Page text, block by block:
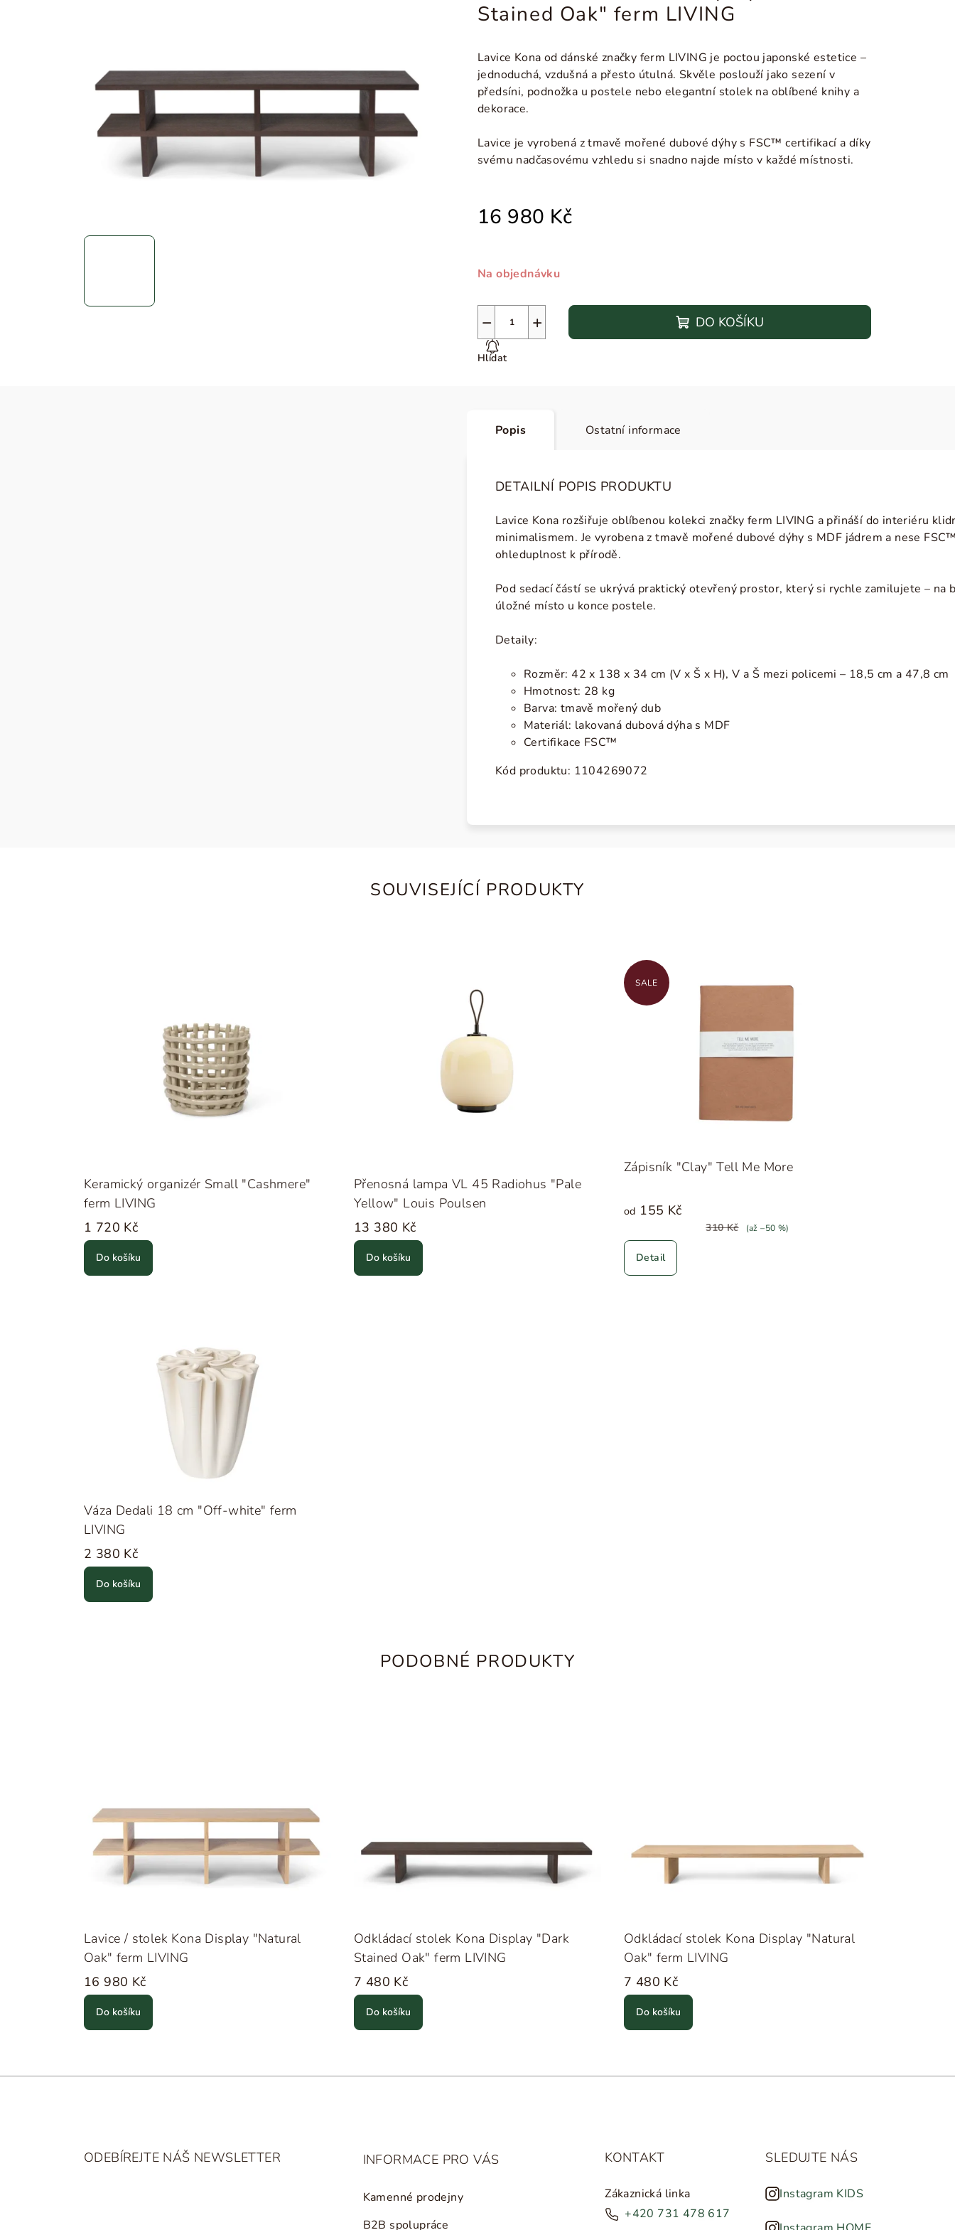
Stained Oak" ferm LIVING
Lavice Kona od dánské značky ferm LIVING je poctou japonské estetice –
jednoduchá, vzdušná a přesto útulná. Skvěle poslouží jako sezení v
předsíni, podnožka u postele nebo elegantní stolek na oblíbené knihy a
dekorace.
Lavice je vyrobená z tmavě mořené dubové dýhy s FSC™ certifikací a díky
svému nadčasovému vzhledu si snadno najde místo v každé místnosti.
16 980 Kč
Na objednávku
+
− DO KOŠÍKU
Hlídat
Popis Ostatní informace
DETAILNÍ POPIS PRODUKTU
Lavice Kona rozšiřuje oblíbenou kolekci značky ferm LIVING a přináší do interiéru
minimalismem. Je vyrobena z tmavě mořené dubové dýhy s MDF jádrem a nese
ohleduplnost k přírodě.
Pod sedací částí se ukrývá praktický otevřený prostor, který si rychle zamilujete – na
úložné místo u konce postele.
Detaily:
Rozměr: 42 x 138 x 34 cm (V x Š x H), V a Š mezi policemi– 18,5 cm a 47,8 cm
Hmotnost: 28 kg
Barva: tmavě mořený dub
Materiál: lakovaná dubová dýha s MDF
Certifikace FSC™
Kód produktu: 1104269072
SOUVISEJÍCÍ PRODUKTY
Keramický organizér Small "Cashmere"
ferm LIVING
1 720 Kč
Do košíku
Přenosná lampa VL 45 Radiohus "Pale
Yellow" Louis Poulsen
13 380 Kč
Do košíku
SALE
Zápisník "Clay" Tell Me More
od 155 Kč
310 Kč (až –50 %)
Detail
Váza Dedali 18 cm "Off-white" ferm
LIVING
2 380 Kč
Do košíku
PODOBNÉ PRODUKTY
Lavice / stolek Kona Display "Natural
Oak" ferm LIVING
16 980 Kč
Do košíku
Odkládací stolek Kona Display "Dark
Stained Oak" ferm LIVING
7 480 Kč
Do košíku
Odkládací stolek Kona Display "Natural
Oak" ferm LIVING
7 480 Kč
Do košíku
ODEBÍREJTE NÁŠ NEWSLETTER INFORMACE PRO VÁS
Kamenné prodejny
B2B spolupráce
KONTAKT
Zákaznická linka
+420 731 478 617
SLEDUJTE NÁS
Instagram KIDS